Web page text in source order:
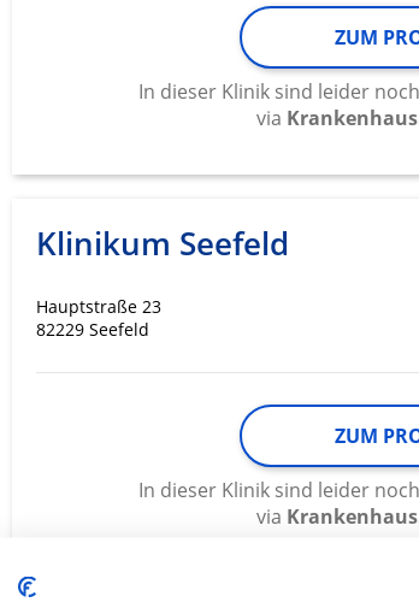
ZUM
In dieser Klinik sind leider
via
Klinikum Seefeld
Hauptstraße 23
82229 Seefeld
ZUM
In dieser Klinik sind leider
via